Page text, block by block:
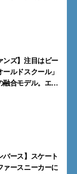
ンズ】注目はビー
ルドスクール」
融合モデル。エ
バース】スケート
ァースニーカーに